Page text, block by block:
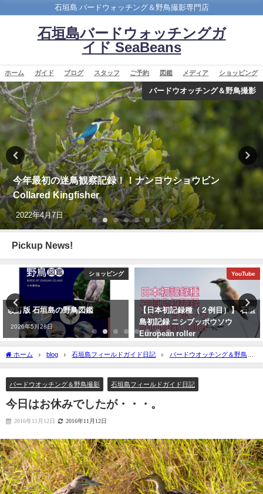
石垣島 バードウォッチング＆野鳥撮影専門店
石垣島バードウォッチングガ
イド SeaBeans
ホーム ガイド ブログ スタッフ ご予約 図鑑 メディア ショッピング
バードウオッチング＆野鳥撮影
鳥観察記録！！ナンヨウショウビン
再放送の
Pickup News!
ショッピング
訂版 石垣島の野鳥図鑑
年5月28日
YouTube
【日本初記録種（２例目）】 石垣
島初記録 ニシブッポウソウ
European roller
ホーム blog 石垣島フィールドガイド日記
バードウオッチング＆野鳥撮
影
今日はお休みでしたが・・・。
バードウオッチング＆野鳥撮影 石垣島フィールドガイド日記
今日はお休みでしたが・・・。
2016年11月12日 2016年11月12日